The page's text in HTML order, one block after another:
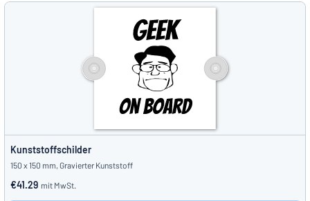
Kunststoffschilder
150 x 150 mm, Gravierter Kunststoff
€41.29 mit MwSt.